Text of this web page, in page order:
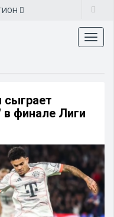
сыграет
финале Лиги